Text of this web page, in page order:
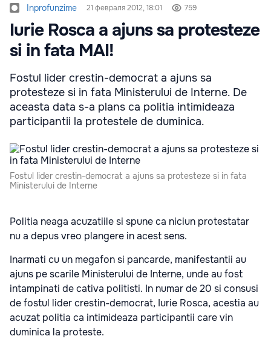
Inprofunzime 21 февраля 2012, 18:01 759
Iurie Rosca a ajuns sa protesteze
si in fata MAI!
Fostul lider crestin-democrat a ajuns sa
protesteze si in fata Ministerului de Interne. De
aceasta data s-a plans ca politia intimideaza
participantii la protestele de duminica.
Fostul lider crestin-democrat a ajuns sa protesteze si in fata
Ministerului de Interne
Politia neaga acuzatiile si spune ca niciun protestatar
nu a depus vreo plangere in acest sens.
Inarmati cu un megafon si pancarde, manifestantii au
ajuns pe scarile Ministerului de Interne, unde au fost
intampinati de cativa politisti. In numar de 20 si consusi
de fostul lider crestin-democrat, Iurie Rosca, acestia au
acuzat politia ca intimideaza participantii care vin
duminica la proteste.